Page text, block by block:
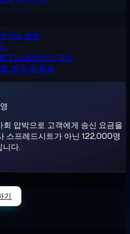
부터 독립
Cloudzy에서 확장
연구 및 팀용
압박으로 고객에게 송신 요금을
스프레드시트가 아닌 122,000명
니다.
기